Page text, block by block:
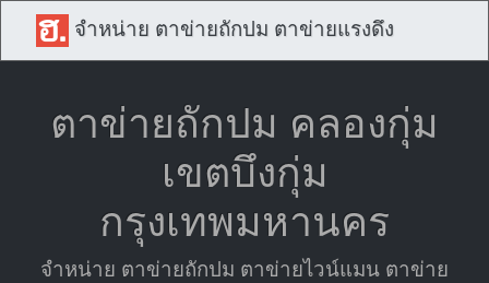
จำหน่าย ตาข่ายถักปม ตาข่ายแรงดึง
ตาข่ายถักปม คลองกุ่ม
เขตบึงกุ่ม
กรุงเทพมหานคร
จำหน่าย ตาข่ายถักปม ตาข่ายไวน์แมน ตาข่าย